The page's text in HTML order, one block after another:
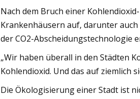
Nach dem Bruch einer
Krankenhäusern auf, darunter
der CO2-Abscheidungstechnologie
„Wir haben überall in den Städten
Kohlendioxid. Und das auf ziemlich
Die Ökologisierung einer Stadt ist